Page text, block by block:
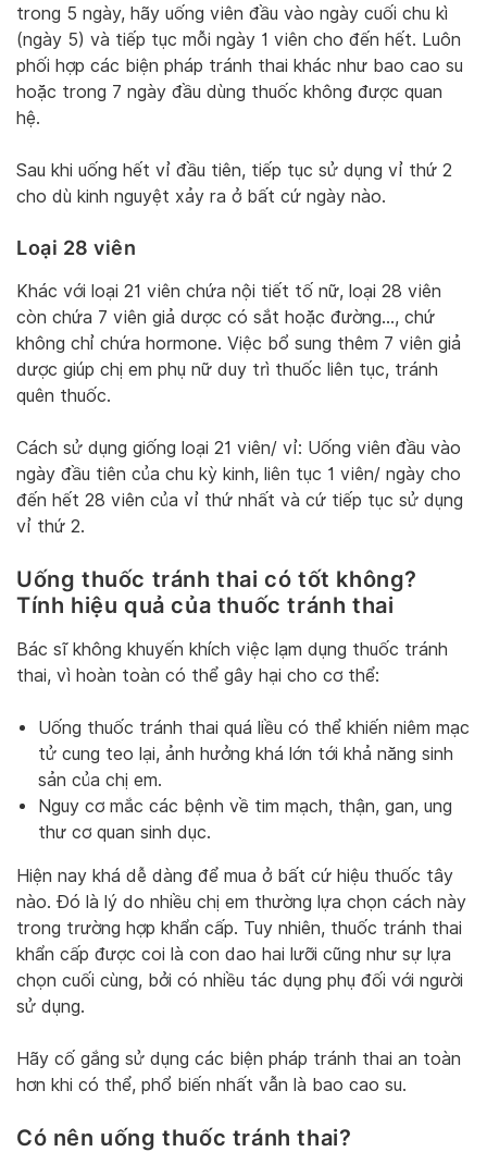
trong 5 ngày, hãy uống viên đầu vào ngày cuối chu kì
(ngày 5) và tiếp tục mỗi ngày 1 viên cho đến hết. Luôn
phối hợp các biện pháp tránh thai khác như bao cao su
hoặc trong 7 ngày đầu dùng thuốc không được quan
hệ.
Sau khi uống hết vỉ đầu tiên, tiếp tục sử dụng vỉ thứ 2
cho dù kinh nguyệt xảy ra ở bất cứ ngày nào.
Loại 28 viên
Khác với loại 21 viên chứa nội tiết tố nữ, loại 28 viên
còn chứa 7 viên giả dược có sắt hoặc đường…, chứ
không chỉ chứa hormone. Việc bổ sung thêm 7 viên giả
dược giúp chị em phụ nữ duy trì thuốc liên tục, tránh
quên thuốc.
Cách sử dụng giống loại 21 viên/ vỉ: Uống viên đầu vào
ngày đầu tiên của chu kỳ kinh, liên tục 1 viên/ ngày cho
đến hết 28 viên của vỉ thứ nhất và cứ tiếp tục sử dụng
vỉ thứ 2.
Uống thuốc tránh thai có tốt không?
Tính hiệu quả của thuốc tránh thai
Bác sĩ không khuyến khích việc lạm dụng thuốc tránh
thai, vì hoàn toàn có thể gây hại cho cơ thể:
Uống thuốc tránh thai quá liều có thể khiến niêm mạc
tử cung teo lại, ảnh hưởng khá lớn tới khả năng sinh
sản của chị em.
Nguy cơ mắc các bệnh về tim mạch, thận, gan, ung
thư cơ quan sinh dục.
Hiện nay khá dễ dàng để mua ở bất cứ hiệu thuốc tây
nào. Đó là lý do nhiều chị em thường lựa chọn cách này
trong trường hợp khẩn cấp. Tuy nhiên, thuốc tránh thai
khẩn cấp được coi là con dao hai lưỡi cũng như sự lựa
chọn cuối cùng, bởi có nhiều tác dụng phụ đối với người
sử dụng.
Hãy cố gắng sử dụng các biện pháp tránh thai an toàn
hơn khi có thể, phổ biến nhất vẫn là bao cao su.
Có nên uống thuốc tránh thai?